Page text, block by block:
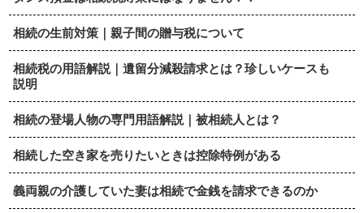
相続の生前対策｜親子間の贈与税について
相続税の用語解説｜遺留分減殺請求とは？珍しいケースも
説明
相続の登場人物の専門用語解説｜被相続人とは？
相続した空き家を売りたいときは控除特例がある
義両親の介護していた妻は相続で金銭を請求できるのか